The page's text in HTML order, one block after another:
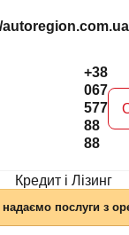
+38
067
577
88
88
Кредит і Лізинг
надаємо послуги з